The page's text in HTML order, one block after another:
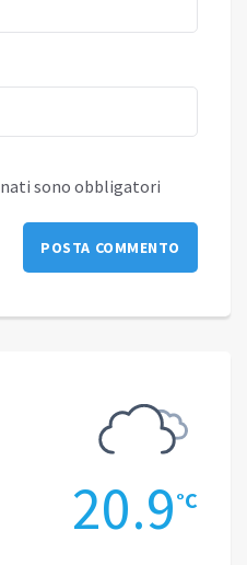
sono obbligatori
20.9°C